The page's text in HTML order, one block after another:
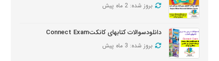
بروز شده: 2 ماه پیش
دانلودسوالات کتابهای کانکتConnect Exam
بروز شده: 3 ماه پیش